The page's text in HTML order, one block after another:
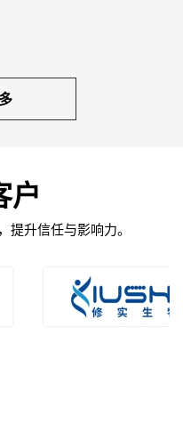
户
提升信任与影响力。